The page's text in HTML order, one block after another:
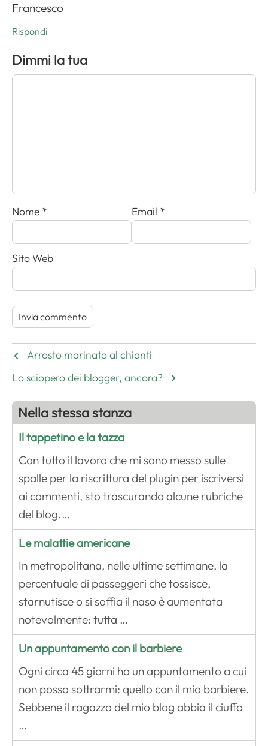
Francesco
Rispondi
Dimmi la tua
Nome * Email *
Sito Web
Arrosto marinato al chianti
Lo sciopero dei blogger, ancora?
Nella stessa stanza
Il tappetino e la tazza
Con tutto il lavoro che mi sono messo sulle
spalle per la riscrittura del plugin per iscriversi
ai commenti, sto trascurando alcune rubriche
del blog.…
Le malattie americane
In metropolitana, nelle ultime settimane, la
percentuale di passeggeri che tossisce,
starnutisce o si soffia il naso è aumentata
notevolmente: tutta …
Un appuntamento con il barbiere
Ogni circa 45 giorni ho un appuntamento a cui
non posso sottrarmi: quello con il mio barbiere.
Sebbene il ragazzo del mio blog abbia il ciuffo
…